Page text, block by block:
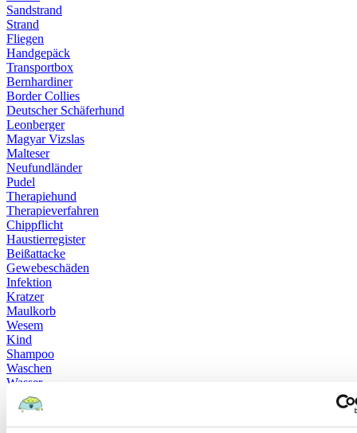
Sandstrand
Strand
Fliegen
Handgepäck
Transportbox
Bernhardiner
Border Collies
Deutscher Schäferhund
Leonberger
Magyar Vizslas
Malteser
Neufundländer
Pudel
Therapiehund
Therapieverfahren
Chippflicht
Haustierregister
Beißattacke
Gewebeschäden
Infektion
Kratzer
Maulkorb
Wesem
Kind
Shampoo
Waschen
Wasser
Giardien
Milben
Würmer